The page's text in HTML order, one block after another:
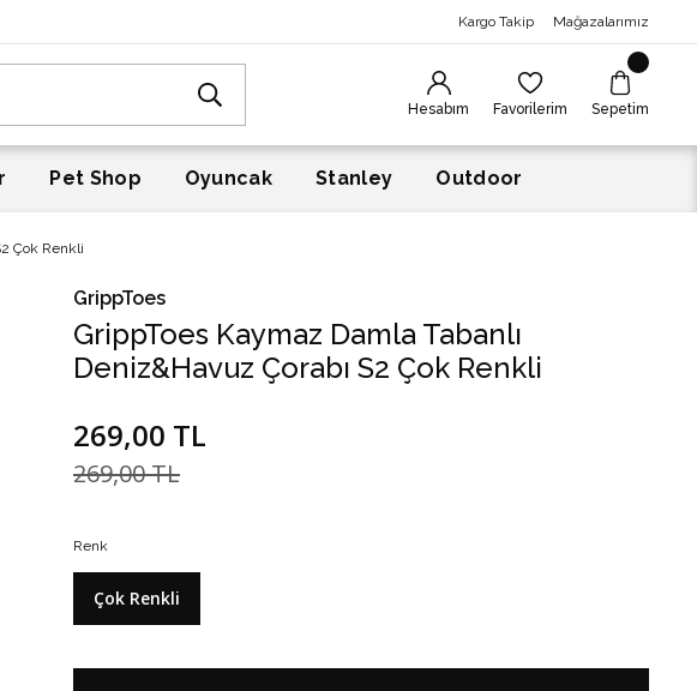
Kargo Takip Mağazalarımız
Hesabım Favorilerim Sepetim
Pet Shop Oyuncak Stanley Outdoor
Çok Renkli
GrippToes
GrippToes Kaymaz Damla Tabanlı
Deniz&Havuz Çorabı S2 Çok Renkli
269,00 TL
269,00 TL
Renk
Çok Renkli